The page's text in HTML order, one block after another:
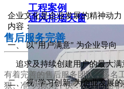
通风排烟天窗
工程案例
03
售后服务完善
有着完善的售后服务团队，多名
狠、准"为原则，快：处理问题
企业文化是企业发展的精神动
内容：
一、 以"用户满意" 为企业导向
追求及持续创建用户的最大满
二、 视"学习创新"为企业发展